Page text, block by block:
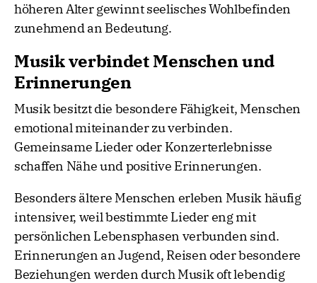
höheren Alter gewinnt seelisches Wohlbefinden
zunehmend an Bedeutung.
Musik verbindet Menschen und
Erinnerungen
Musik besitzt die besondere Fähigkeit, Menschen
emotional miteinander zu verbinden.
Gemeinsame Lieder oder Konzerterlebnisse
schaffen Nähe und positive Erinnerungen.
Besonders ältere Menschen erleben Musik häufig
intensiver, weil bestimmte Lieder eng mit
persönlichen Lebensphasen verbunden sind.
Erinnerungen an Jugend, Reisen oder besondere
Beziehungen werden durch Musik oft lebendig